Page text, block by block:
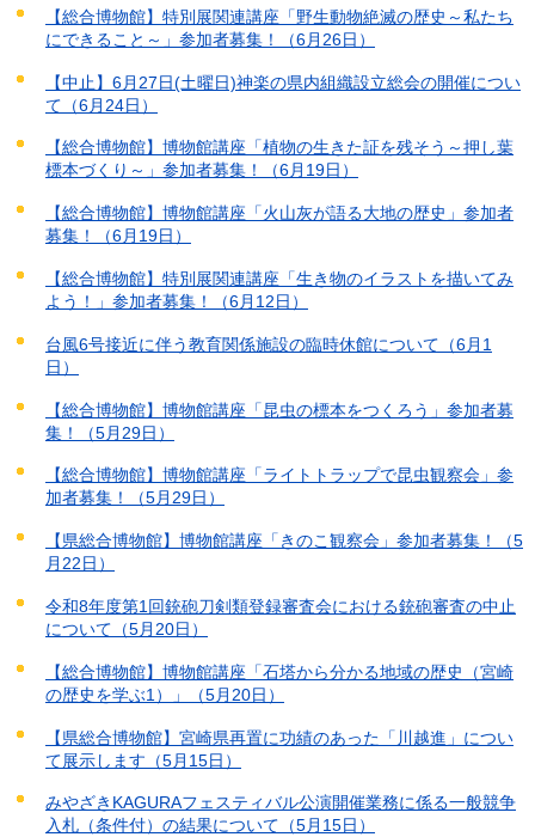
【総合博物館】特別展関連講座「野生動物絶滅の歴史～私たち
にできること～」参加者募集！（6月26日）
【中止】6月27日(土曜日)神楽の県内組織設立総会の開催につい
て（6月24日）
【総合博物館】博物館講座「植物の生きた証を残そう～押し葉
標本づくり～」参加者募集！（6月19日）
【総合博物館】博物館講座「火山灰が語る大地の歴史」参加者
募集！（6月19日）
【総合博物館】特別展関連講座「生き物のイラストを描いてみ
よう！」参加者募集！（6月12日）
台風6号接近に伴う教育関係施設の臨時休館について（6月1
日）
【総合博物館】博物館講座「昆虫の標本をつくろう」参加者募
集！（5月29日）
【総合博物館】博物館講座「ライトトラップで昆虫観察会」参
加者募集！（5月29日）
【県総合博物館】博物館講座「きのこ観察会」参加者募集！（5
月22日）
令和8年度第1回銃砲刀剣類登録審査会における銃砲審査の中止
について（5月20日）
【総合博物館】博物館講座「石塔から分かる地域の歴史（宮崎
の歴史を学ぶ1）」（5月20日）
【県総合博物館】宮崎県再置に功績のあった「川越進」につい
て展示します（5月15日）
みやざきKAGURAフェスティバル公演開催業務に係る一般競争
入札（条件付）の結果について（5月15日）